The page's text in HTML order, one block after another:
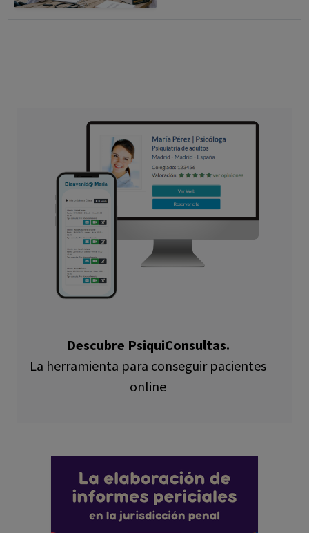
Descubre PsiquiConsultas.
La herramienta para conseguir pacientes
online